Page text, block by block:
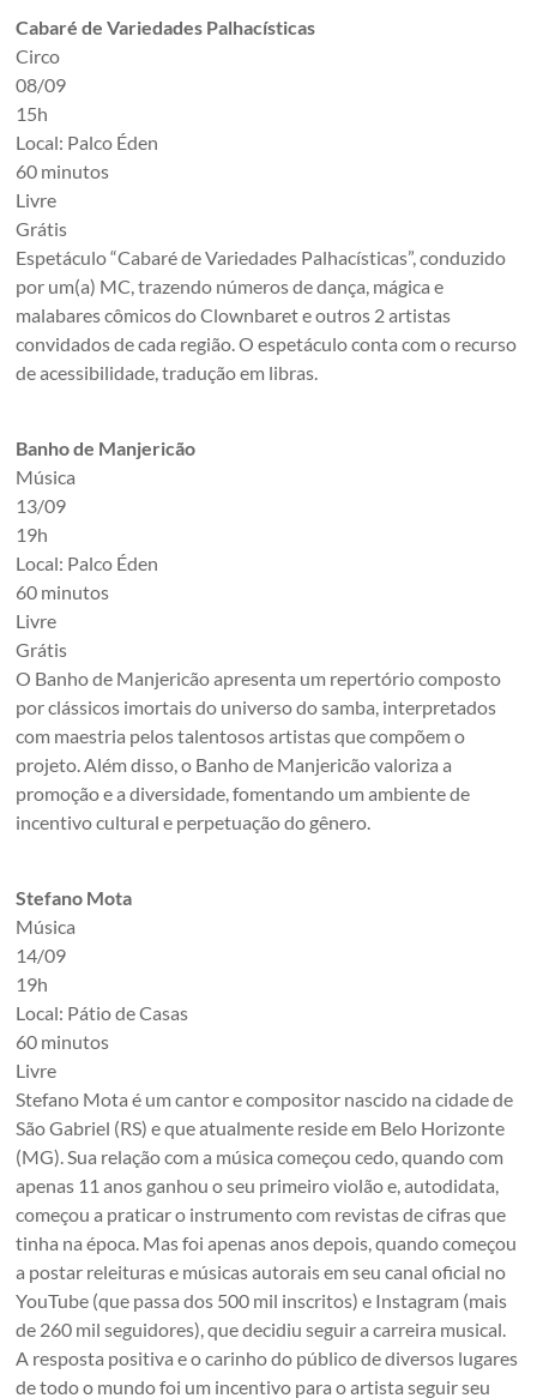
Cabaré de Variedades Palhacísticas
Circo
08/09
15h
Local: Palco Éden
60 minutos
Livre
Grátis
Espetáculo “Cabaré de Variedades Palhacísticas”, conduzido
por um(a) MC, trazendo números de dança, mágica e
malabares cômicos do Clownbaret e outros 2 artistas
convidados de cada região. O espetáculo conta com o recurso
de acessibilidade, tradução em libras.
Banho de Manjericão
Música
13/09
19h
Local: Palco Éden
60 minutos
Livre
Grátis
O Banho de Manjericão apresenta um repertório composto
por clássicos imortais do universo do samba, interpretados
com maestria pelos talentosos artistas que compõem o
projeto. Além disso, o Banho de Manjericão valoriza a
promoção e a diversidade, fomentando um ambiente de
incentivo cultural e perpetuação do gênero.
Stefano Mota
Música
14/09
19h
Local: Pátio de Casas
60 minutos
Livre
Stefano Mota é um cantor e compositor nascido na cidade de
São Gabriel (RS) e que atualmente reside em Belo Horizonte
(MG). Sua relação com a música começou cedo, quando com
apenas 11 anos ganhou o seu primeiro violão e, autodidata,
começou a praticar o instrumento com revistas de cifras que
tinha na época. Mas foi apenas anos depois, quando começou
a postar releituras e músicas autorais em seu canal oficial no
YouTube (que passa dos 500 mil inscritos) e Instagram (mais
de 260 mil seguidores), que decidiu seguir a carreira musical.
A resposta positiva e o carinho do público de diversos lugares
de todo o mundo foi um incentivo para o artista seguir seu